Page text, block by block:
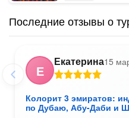
Последние отзывы о
Е
Екатерина15
Колорит 3 эмиратов:
по Дубаю, Абу-Даби и